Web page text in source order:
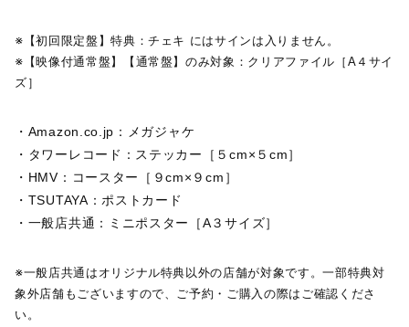
※【初回限定盤】特典：チェキ にはサインは入りません。
※【映像付通常盤】【通常盤】のみ対象：クリアファイル［A４サイ
ズ］
・Amazon.co.jp：メガジャケ
・タワーレコード：ステッカー［５cm×５cm］
・HMV：コースター［９cm×９cm］
・TSUTAYA：ポストカード
・一般店共通：ミニポスター［A３サイズ］
※一般店共通はオリジナル特典以外の店舗が対象です。一部特典対
象外店舗もございますので、ご予約・ご購入の際はご確認くださ
い。